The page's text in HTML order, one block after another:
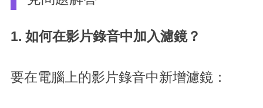
1. 如何在影片錄音中加入濾鏡？
要在電腦上的影片錄音中新增濾鏡：